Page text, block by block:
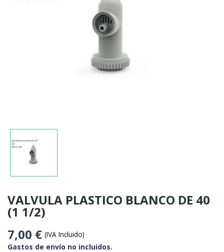
VALVULA PLASTICO BLANCO DE 40
(1 1/2)
7,00 € (IVA Incluido)
Gastos de envío no incluidos.